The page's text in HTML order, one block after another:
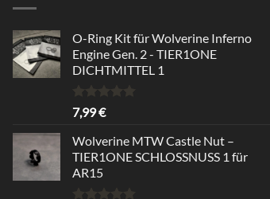
O-Ring Kit für Wolverine Inferno
Engine Gen. 2 - TIER1ONE
DICHTMITTEL 1
Bewertet
mit
von 5
7,99€
Wolverine MTW Castle Nut –
TIER1ONE SCHLOSSNUSS 1 für
AR15